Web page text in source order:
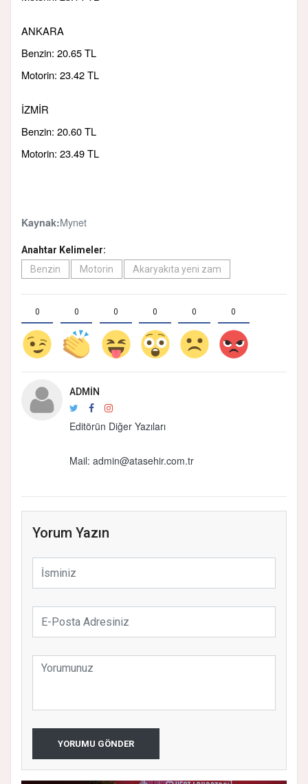
ANKARA
Benzin: 20.65 TL
Motorin: 23.42 TL
İZMİR
Benzin: 20.60 TL
Motorin: 23.49 TL
Kaynak:Mynet
Anahtar Kelimeler:
Benzin
Motorin Akaryakıta yeni zam
0 0 0 0 0 0
ADMIN
Editörün Diğer Yazıları
Mail: admin@atasehir.com.tr
Yorum Yazın
YORUMU GÖNDER